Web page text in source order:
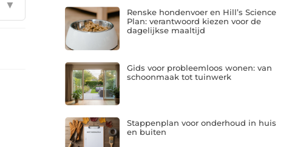
▼
Renske hondenvoer en Hill’s Science
Plan: verantwoord kiezen voor de
dagelijkse maaltijd
Gids voor probleemloos wonen: van
schoonmaak tot tuinwerk
Stappenplan voor onderhoud in huis
en buiten